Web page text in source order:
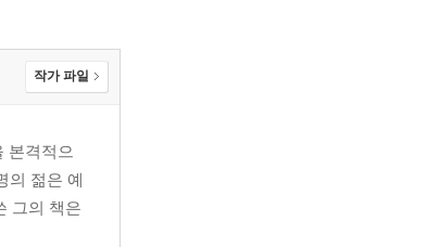
작가 파일
본격적으
의 젊은 예
그의 책은